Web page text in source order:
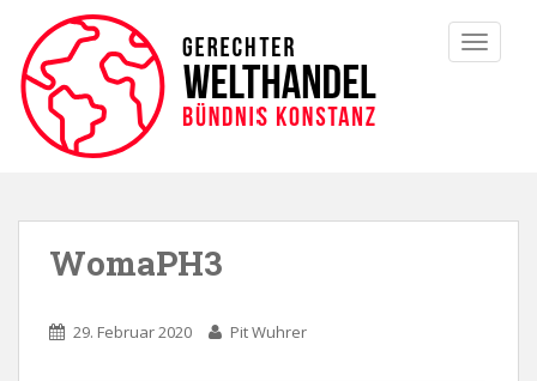
WomaPH3
29. Februar 2020 Pit Wuhrer